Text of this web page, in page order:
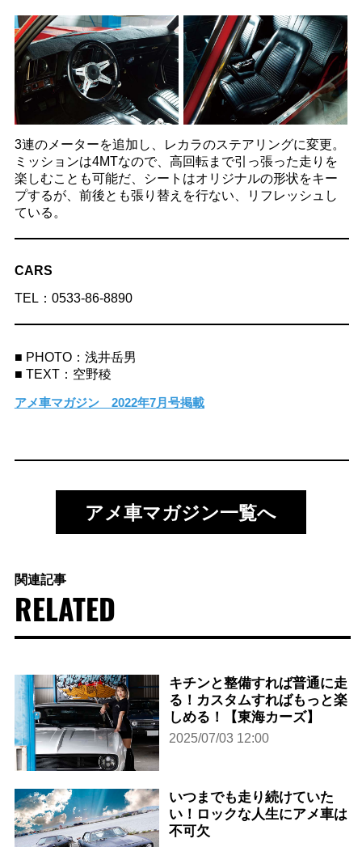
3連のメーターを追加し、レカラのステアリングに変更。
ミッションは4MTなので、高回転まで引っ張った走りを
楽しむことも可能だ、シートはオリジナルの形状をキー
プするが、前後とも張り替えを行ない、リフレッシュし
ている。
CARS
TEL：0533-86-8890
■ PHOTO：浅井岳男
■ TEXT：空野稜
アメ車マガジン 2022年7月号掲載
アメ車マガジン一覧へ
関連記事
RELATED
キチンと整備すれば普通に走
る！カスタムすればもっと楽
しめる！【東海カーズ】
2025/07/03 12:00
いつまでも走り続けていた
い！ロックな人生にアメ車は
不可欠